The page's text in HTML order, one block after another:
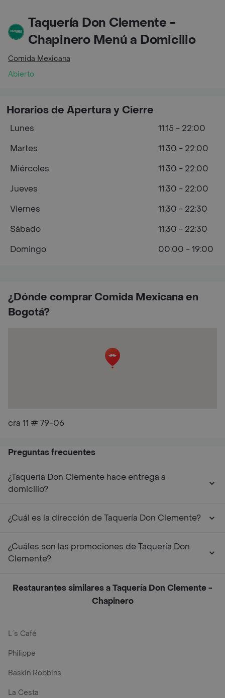
Taquería Don Clemente -
Chapinero Menú a Domicilio
Comida Mexicana
Abierto
¿Dónde comprar Comida Mexicana en
Bogotá?
cra 11 # 79-06
Horarios de Apertura y Cierre
Lunes
11:15 - 22:00
Martes
11:30 - 22:00
Miércoles
11:30 - 22:00
Jueves
11:30 - 22:00
Viernes
11:30 - 22:30
Sábado
11:30 - 22:30
Domingo
00:00 - 19:00
Preguntas frecuentes
¿Taquería Don Clemente hace entrega a
domicilio?
¿Cuál es la dirección de Taquería Don Clemente?
¿Cuáles son las promociones de Taquería Don
Clemente?
Restaurantes similares a Taquería Don Clemente -
Chapinero
L´s Café
Philippe
Baskin Robbins
La Cesta